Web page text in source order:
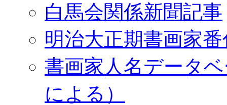
白馬会関係新聞記事
明治大正期書画家
書画家人名データ
による）